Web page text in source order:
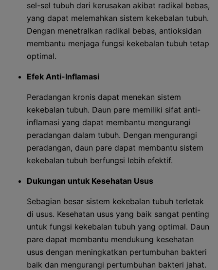
sel-sel tubuh dari kerusakan akibat radikal bebas,
yang dapat melemahkan sistem kekebalan tubuh.
Dengan menetralkan radikal bebas, antioksidan
membantu menjaga fungsi kekebalan tubuh tetap
optimal.
Efek Anti-Inflamasi
Peradangan kronis dapat menekan sistem
kekebalan tubuh. Daun pare memiliki sifat anti-
inflamasi yang dapat membantu mengurangi
peradangan dalam tubuh. Dengan mengurangi
peradangan, daun pare dapat membantu sistem
kekebalan tubuh berfungsi lebih efektif.
Dukungan untuk Kesehatan Usus
Sebagian besar sistem kekebalan tubuh terletak
di usus. Kesehatan usus yang baik sangat penting
untuk fungsi kekebalan tubuh yang optimal. Daun
pare dapat membantu mendukung kesehatan
usus dengan meningkatkan pertumbuhan bakteri
baik dan mengurangi pertumbuhan bakteri jahat.